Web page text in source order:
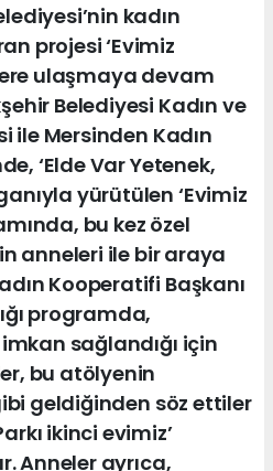
kadın
projesi ‘Evimiz
ulaşmaya devam
Belediyesi Kadın ve
ile Mersinden Kadın
‘Elde Var Yetenek,
yürütülen ‘Evimiz
bu kez özel
anneleri ile bir araya
Kooperatifi Başkanı
programda,
sağlandığı için
bu atölyenin
geldiğinden söz ettiler
ikinci evimiz’
Anneler ayrıca,